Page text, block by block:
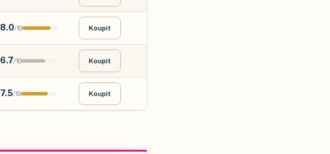
8.0/10 Koupit
6.7/10 Koupit
7.5/10 Koupit